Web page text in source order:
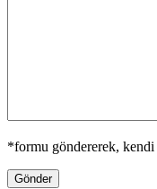
*formu göndererek, kendi